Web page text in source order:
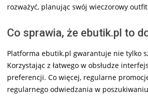
rozważyć, planując swój wieczorowy
Co sprawia, że ebutik.pl to
Platforma ebutik.pl gwarantuje nie tylko
Korzystając z łatwego w obsłudze
preferencji. Co więcej, regularne
regularnego odwiedzania w